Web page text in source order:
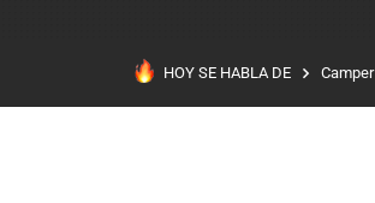
HOY SE HABLA DE Camper